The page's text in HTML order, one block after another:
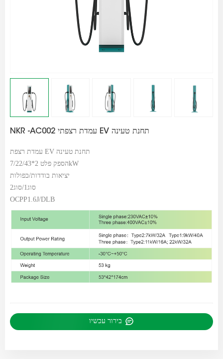
NKR -AC002 עמדת רצפתי EV תחנת טעינה
עמדת רצפת EV תחנת טעינה
הספק פלט 2*7/22/43kW
יציאות בודדות/כפולות
סוג1/סוג2
OCPP1.6J/DLB